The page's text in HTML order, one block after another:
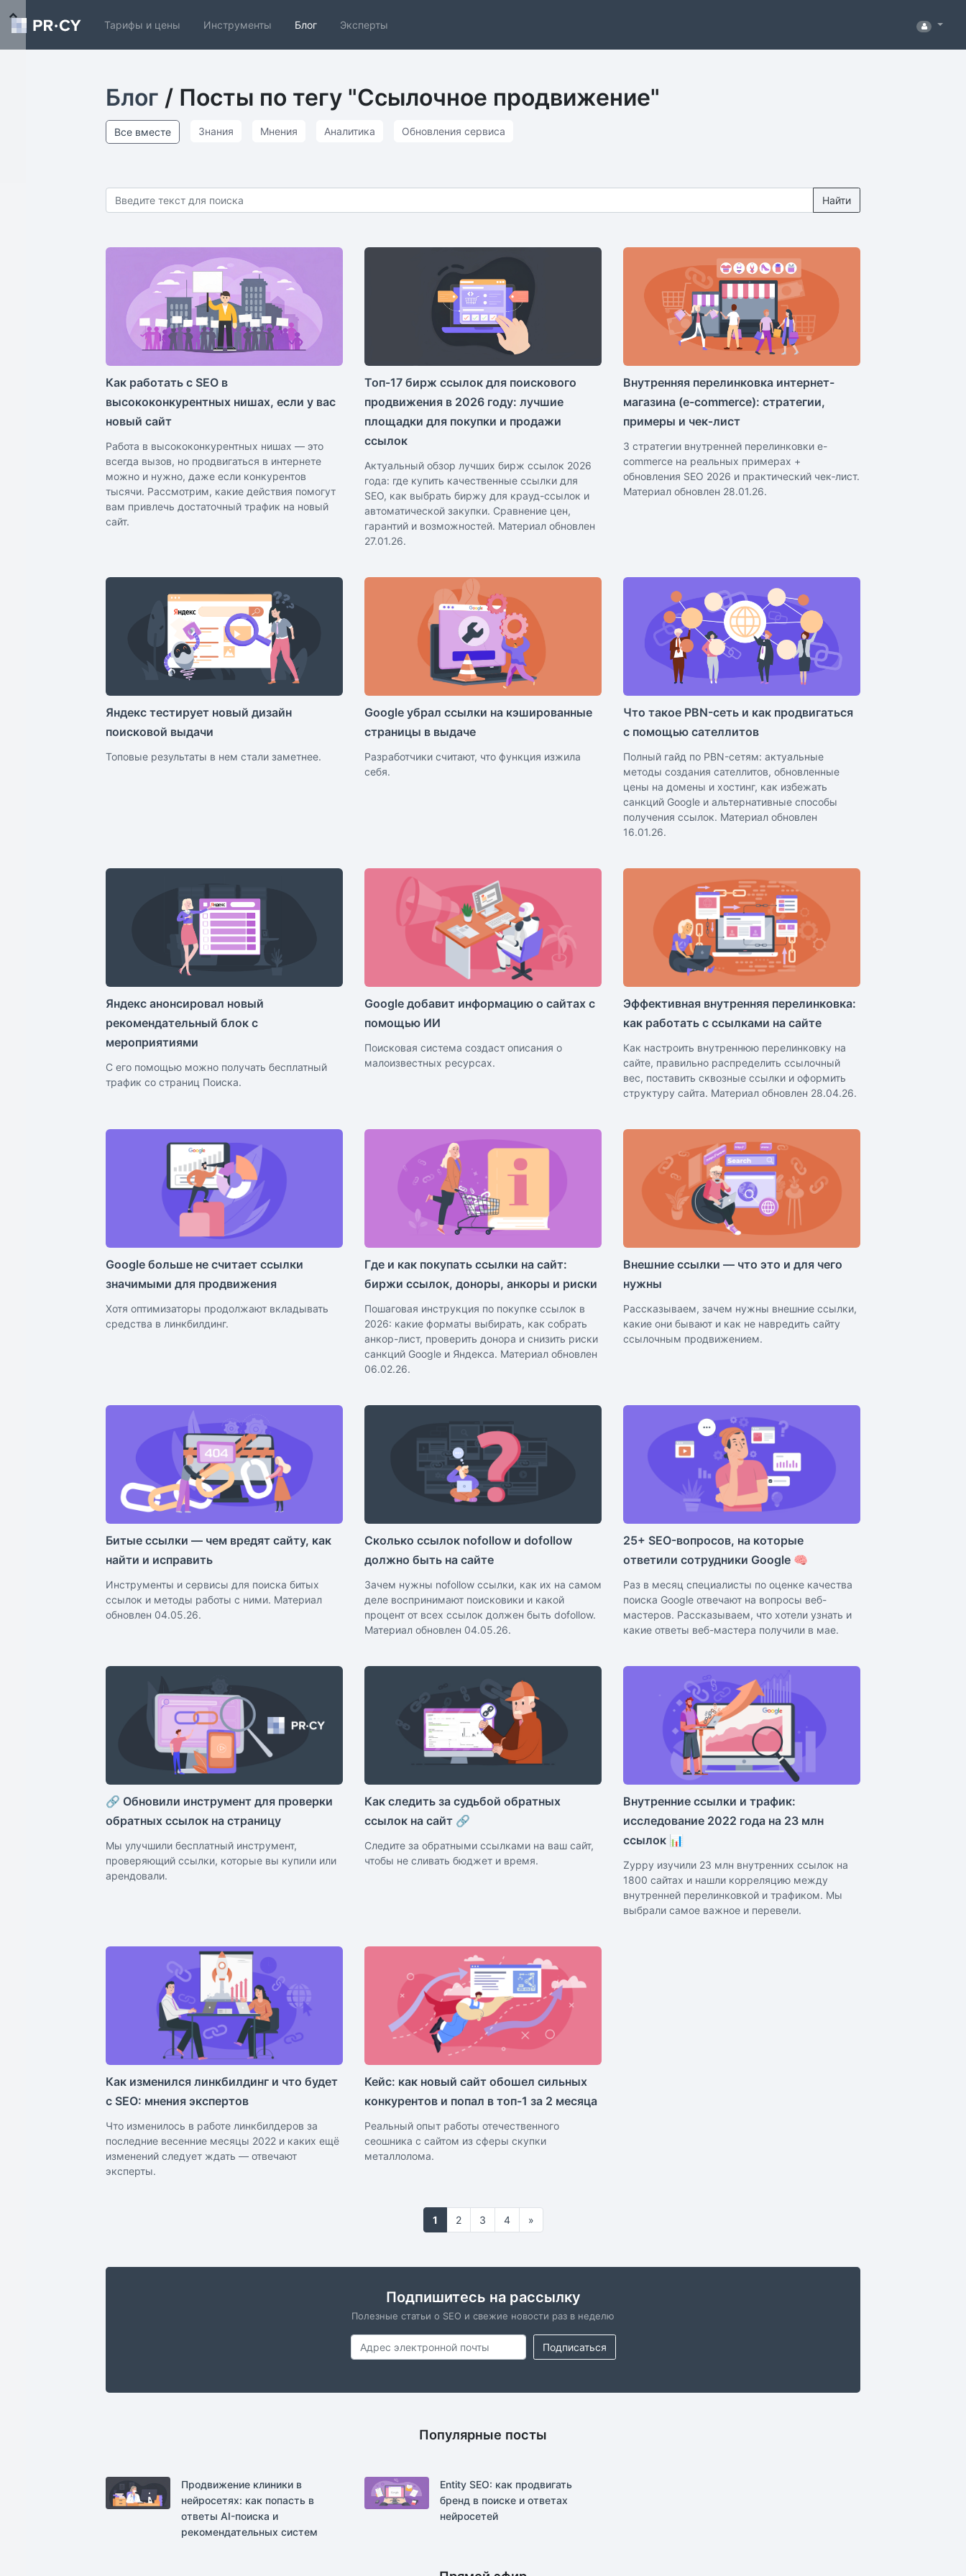
Тарифы и цены Инструменты Блог Эксперты
Блог / Посты по тегу "Ссылочное продвижение"
Все вместе Знания Мнения Аналитика Обновления сервиса
Найти
Как работать с SEO в
высококонкурентных нишах, если у вас
новый сайт
Работа в высококонкурентных нишах — это
всегда вызов, но продвигаться в интернете
можно и нужно, даже если конкурентов
тысячи. Рассмотрим, какие действия помогут
вам привлечь достаточный трафик на новый
сайт.
Топ-17 бирж ссылок для поискового
продвижения в 2026 году: лучшие
площадки для покупки и продажи
ссылок
Актуальный обзор лучших бирж ссылок 2026
года: где купить качественные ссылки для
SEO, как выбрать биржу для крауд-ссылок и
автоматической закупки. Сравнение цен,
гарантий и возможностей. Материал обновлен
27.01.26.
Внутренняя перелинковка интернет-
магазина (e-commerce): стратегии,
примеры и чек‑лист
3 стратегии внутренней перелинковки e-
commerce на реальных примерах +
обновления SEO 2026 и практический чек‑лист.
Материал обновлен 28.01.26.
Яндекс тестирует новый дизайн
поисковой выдачи
Топовые результаты в нем стали заметнее.
Google убрал ссылки на кэшированные
страницы в выдаче
Разработчики считают, что функция изжила
себя.
Что такое PBN-сеть и как продвигаться
с помощью сателлитов
Полный гайд по PBN-сетям: актуальные
методы создания сателлитов, обновленные
цены на домены и хостинг, как избежать
санкций Google и альтернативные способы
получения ссылок. Материал обновлен
16.01.26.
Яндекс анонсировал новый
рекомендательный блок с
мероприятиями
С его помощью можно получать бесплатный
трафик со страниц Поиска.
Google добавит информацию о сайтах с
помощью ИИ
Поисковая система создаст описания о
малоизвестных ресурсах.
Эффективная внутренняя перелинковка:
как работать с ссылками на сайте
Как настроить внутреннюю перелинковку на
сайте, правильно распределить ссылочный
вес, поставить сквозные ссылки и оформить
структуру сайта. Материал обновлен 28.04.26.
Google больше не считает ссылки
значимыми для продвижения
Хотя оптимизаторы продолжают вкладывать
средства в линкбилдинг.
Где и как покупать ссылки на сайт:
биржи ссылок, доноры, анкоры и риски
Пошаговая инструкция по покупке ссылок в
2026: какие форматы выбирать, как собрать
анкор-лист, проверить донора и снизить риски
санкций Google и Яндекса. Материал обновлен
06.02.26.
Внешние ссылки — что это и для чего
нужны
Рассказываем, зачем нужны внешние ссылки,
какие они бывают и как не навредить сайту
ссылочным продвижением.
Битые ссылки — чем вредят сайту, как
найти и исправить
Инструменты и сервисы для поиска битых
ссылок и методы работы с ними. Материал
обновлен 04.05.26.
Сколько ссылок nofollow и dofollow
должно быть на сайте
Зачем нужны nofollow ссылки, как их на самом
деле воспринимают поисковики и какой
процент от всех ссылок должен быть dofollow.
Материал обновлен 04.05.26.
25+ SEO-вопросов, на которые
ответили сотрудники Google 🧠
Раз в месяц специалисты по оценке качества
поиска Google отвечают на вопросы веб-
мастеров. Рассказываем, что хотели узнать и
какие ответы веб-мастера получили в мае.
🔗 Обновили инструмент для проверки
обратных ссылок на страницу
Мы улучшили бесплатный инструмент,
проверяющий ссылки, которые вы купили или
арендовали.
Как следить за судьбой обратных
ссылок на сайт 🔗
Следите за обратными ссылками на ваш сайт,
чтобы не сливать бюджет и время.
Внутренние ссылки и трафик:
исследование 2022 года на 23 млн
ссылок 📊
Zyppy изучили 23 млн внутренних ссылок на
1800 сайтах и нашли корреляцию между
внутренней перелинковкой и трафиком. Мы
выбрали самое важное и перевели.
Как изменился линкбилдинг и что будет
с SEO: мнения экспертов
Что изменилось в работе линкбилдеров за
последние весенние месяцы 2022 и каких ещё
изменений следует ждать — отвечают
эксперты.
Кейс: как новый сайт обошел сильных
конкурентов и попал в топ-1 за 2 месяца
Реальный опыт работы отечественного
сеошника с сайтом из сферы скупки
металлолома.
1 2 3 4 »
Подпишитесь на рассылку
Полезные статьи о SEO и свежие новости раз в неделю
Подписаться
Популярные посты
Продвижение клиники в
нейросетях: как попасть в
ответы AI-поиска и
рекомендательных систем
Entity SEO: как продвигать
бренд в поиске и ответах
нейросетей